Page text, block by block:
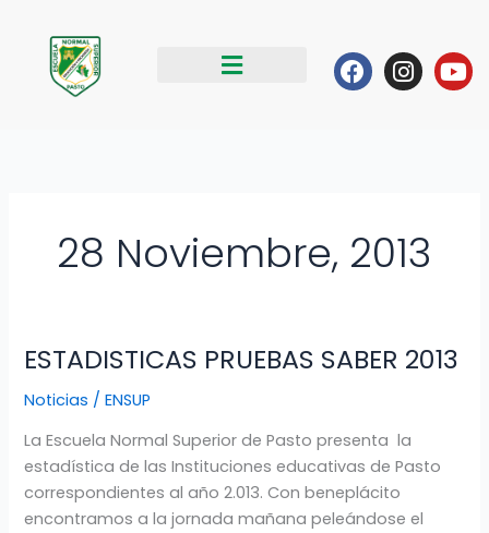
contenido
Facebook
28 Noviembre, 2013
ESTADISTICAS PRUEBAS SABER 2013
Noticias /ENSUP
La Escuela Normal Superior de Pasto presenta la
estadística de las Instituciones educativas de Pasto
correspondientes al año 2.013. Con beneplácito
encontramos a la jornada mañana peleándose el
ESTADISTICAS
SABER
2013